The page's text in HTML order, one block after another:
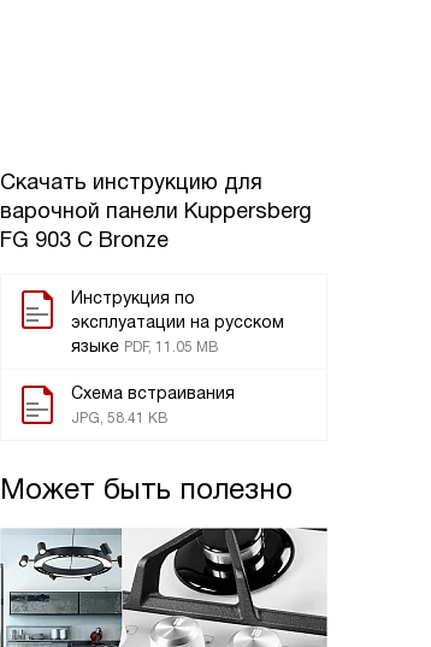
Скачать инструкцию для
варочной панели Kuppersberg
FG 903 C Bronze
Инструкция по
эксплуатации на русском
языке PDF, 11.05 MB
Схема встраивания
JPG, 58.41 KB
Может быть полезно